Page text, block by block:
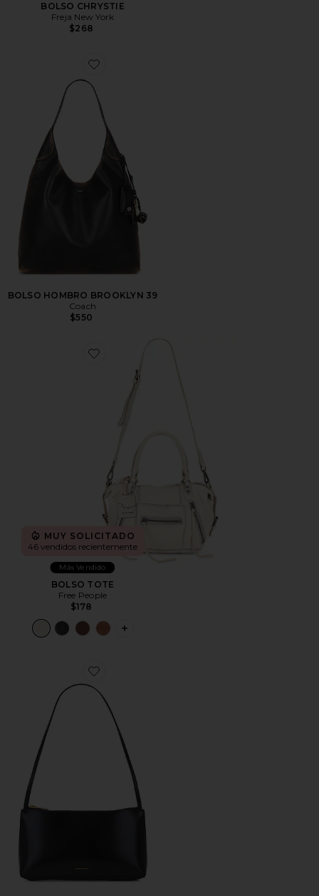
BOLSO CHRYSTIE
Freja New York
$268
Favorite BOLSO HOMBRO BROOKLYN 39
BOLSO HOMBRO BROOKLYN 39
Coach
$550
Favorite BOLSO TOTE
MUY SOLICITADO
46 vendidos recientemente
Más Vendido
BOLSO TOTE
Free People
$178
PLUS ICON TO SEE MORE OPTIONS
Favorite BOLSO HOMBRO GAIA